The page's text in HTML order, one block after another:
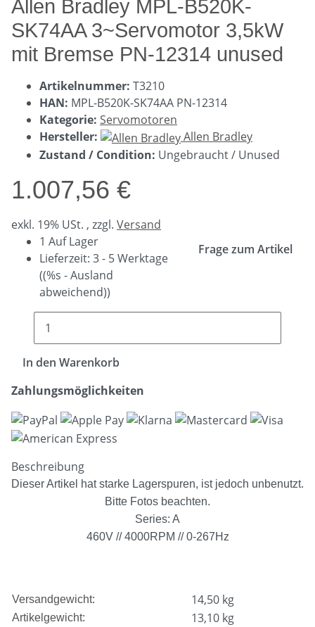
Allen Bradley MPL-B520K-
SK74AA 3~Servomotor 3,5kW
mit Bremse PN-12314 unused
Artikelnummer: T3210
HAN: MPL-B520K-SK74AA PN-12314
Kategorie: Servomotoren
Hersteller:
Allen Bradley
Zustand / Condition: Ungebraucht / Unused
1.007,56 €
exkl. 19% USt. , zzgl. Versand
1 Auf Lager
Lieferzeit: 3 - 5 Werktage
((%s - Ausland
abweichend))
Frage zum Artikel
In den Warenkorb
Zahlungsmöglichkeiten
Beschreibung
Dieser Artikel hat starke Lagerspuren, ist jedoch unbenutzt.
Bitte Fotos beachten.
Series: A
460V // 4000RPM // 0-267Hz
Versandgewicht: 14,50 kg
Artikelgewicht: 13,10 kg